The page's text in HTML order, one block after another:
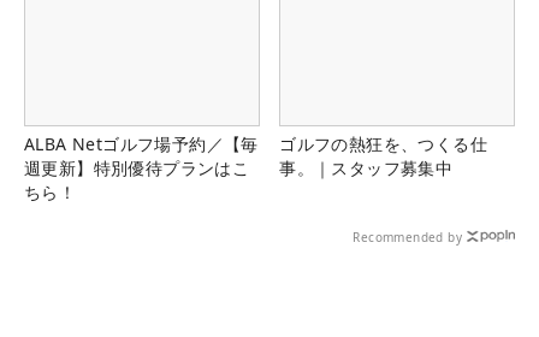
ALBA Netゴルフ場予約／【毎
週更新】特別優待プランはこ
ちら！
ゴルフの熱狂を、つくる仕
事。｜スタッフ募集中
Recommended by